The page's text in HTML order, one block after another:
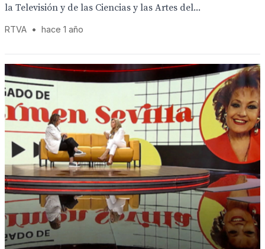
la Televisión y de las Ciencias y las Artes del...
RTVA • hace 1 año